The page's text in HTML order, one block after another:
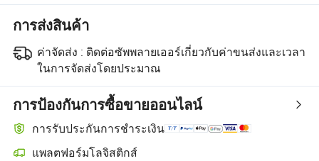
การส่งสินค้า
ค่าจัดส่ง : ติดต่อซัพพลายเออร์เกี่ยวกับค่าขนส่งและเวลา
ในการจัดส่งโดยประมาณ
การป้องกันการซื้อขายออนไลน์
การรับประกันการชำระเงิน
แพลตฟอร์มโลจิสติกส์